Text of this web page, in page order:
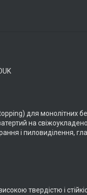
для монолітних
на
і пиловиділення,
твердістю і